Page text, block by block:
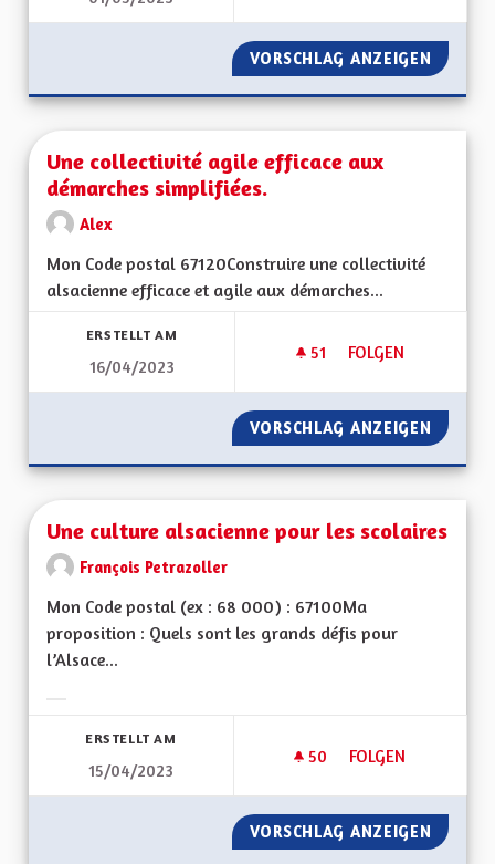
VORSCHLAG ANZEIGEN UNE
Une collectivité agile efficace aux
démarches simplifiées.
Alex
Mon Code postal 67120Construire une collectivité
alsacienne efficace et agile aux démarches...
ERSTELLT AM
16/04/2023
51 51 FOLLOWER
FOLGEN
UNE
VORSCHLAG ANZEIGEN UNE
Une culture alsacienne pour les scolaires
François Petrazoller
Mon Code postal (ex : 68 000) : 67100Ma
proposition : Quels sont les grands défis pour
l’Alsace...
ERSTELLT AM
15/04/2023
50 50 FOLLOWER
FOLGEN
UNE CULTURE
VORSCHLAG ANZEIGEN UNE